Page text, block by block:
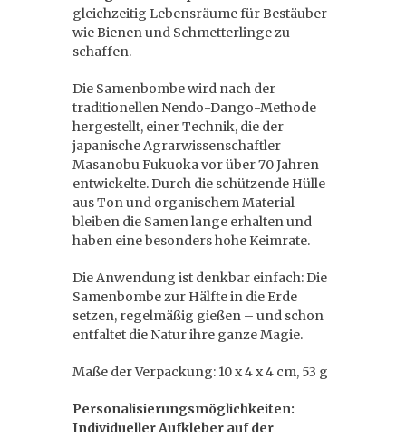
gleichzeitig Lebensräume für Bestäuber
wie Bienen und Schmetterlinge zu
schaffen.
Die Samenbombe wird nach der
traditionellen Nendo-Dango-Methode
hergestellt, einer Technik, die der
japanische Agrarwissenschaftler
Masanobu Fukuoka vor über 70 Jahren
entwickelte. Durch die schützende Hülle
aus Ton und organischem Material
bleiben die Samen lange erhalten und
haben eine besonders hohe Keimrate.
Die Anwendung ist denkbar einfach: Die
Samenbombe zur Hälfte in die Erde
setzen, regelmäßig gießen – und schon
entfaltet die Natur ihre ganze Magie.
Maße der Verpackung: 10 x 4 x 4 cm, 53 g
Personalisierungsmöglichkeiten:
Individueller Aufkleber auf der